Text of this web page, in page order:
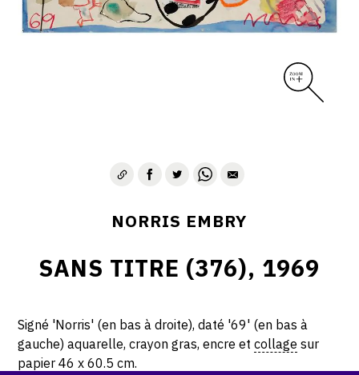
1970-1974
1975-1980
NORRIS EMBRY
SANS TITRE (376), 1969
Signé 'Norris' (en bas à droite), daté '69' (en bas à
gauche) aquarelle, crayon gras, encre etcollage sur
papier 46 x 60.5 cm.